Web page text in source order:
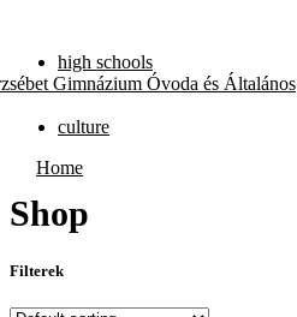
high schools
Gimnázium Óvoda és Általános
culture
Home
Shop
Filterek